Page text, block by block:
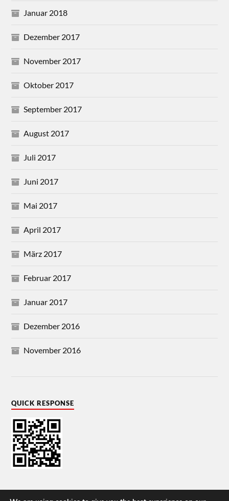
Januar 2018
Dezember 2017
November 2017
Oktober 2017
September 2017
August 2017
Juli 2017
Juni 2017
Mai 2017
April 2017
März 2017
Februar 2017
Januar 2017
Dezember 2016
November 2016
QUICK RESPONSE